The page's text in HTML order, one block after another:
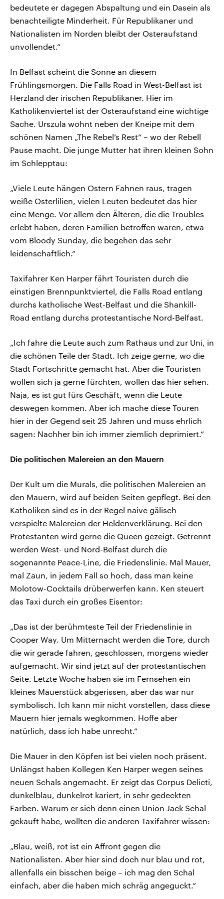
bedeutete er dagegen Abspaltung und ein Dasein als
benachteiligte Minderheit. Für Republikaner und
Nationalisten im Norden bleibt der Osteraufstand
unvollendet.“
In Belfast scheint die Sonne an diesem
Frühlingsmorgen. Die Falls Road in West-Belfast ist
Herzland der irischen Republikaner. Hier im
Katholikenviertel ist der Osteraufstand eine wichtige
Sache. Urszula wohnt neben der Kneipe mit dem
schönen Namen „The Rebel‘s Rest“ – wo der Rebell
Pause macht. Die junge Mutter hat ihren kleinen Sohn
im Schlepptau:
„Viele Leute hängen Ostern Fahnen raus, tragen
weiße Osterlilien, vielen Leuten bedeutet das hier
eine Menge. Vor allem den Älteren, die die Troubles
erlebt haben, deren Familien betroffen waren, etwa
vom Bloody Sunday, die begehen das sehr
leidenschaftlich.“
Taxifahrer Ken Harper fährt Touristen durch die
einstigen Brennpunktviertel, die Falls Road entlang
durchs katholische West-Belfast und die Shankill-
Road entlang durchs protestantische Nord-Belfast.
„Ich fahre die Leute auch zum Rathaus und zur Uni, in
die schönen Teile der Stadt. Ich zeige gerne, wo die
Stadt Fortschritte gemacht hat. Aber die Touristen
wollen sich ja gerne fürchten, wollen das hier sehen.
Naja, es ist gut fürs Geschäft, wenn die Leute
deswegen kommen. Aber ich mache diese Touren
hier in der Gegend seit 25 Jahren und muss ehrlich
sagen: Nachher bin ich immer ziemlich deprimiert.“
Die politischen Malereien an den Mauern
Der Kult um die Murals, die politischen Malereien an
den Mauern, wird auf beiden Seiten gepflegt. Bei den
Katholiken sind es in der Regel naive gälisch
verspielte Malereien der Heldenverklärung. Bei den
Protestanten wird gerne die Queen gezeigt. Getrennt
werden West- und Nord-Belfast durch die
sogenannte Peace-Line, die Friedenslinie. Mal Mauer,
mal Zaun, in jedem Fall so hoch, dass man keine
Molotow-Cocktails drüberwerfen kann. Ken steuert
das Taxi durch ein großes Eisentor:
„Das ist der berühmteste Teil der Friedenslinie in
Cooper Way. Um Mitternacht werden die Tore, durch
die wir gerade fahren, geschlossen, morgens wieder
aufgemacht. Wir sind jetzt auf der protestantischen
Seite. Letzte Woche haben sie im Fernsehen ein
kleines Mauerstück abgerissen, aber das war nur
symbolisch. Ich kann mir nicht vorstellen, dass diese
Mauern hier jemals wegkommen. Hoffe aber
natürlich, dass ich habe unrecht.“
Die Mauer in den Köpfen ist bei vielen noch präsent.
Unlängst haben Kollegen Ken Harper wegen seines
neuen Schals angemacht. Er zeigt das Corpus Delicti,
dunkelblau, dunkelrot kariert, in sehr gedeckten
Farben. Warum er sich denn einen Union Jack Schal
gekauft habe, wollten die anderen Taxifahrer wissen:
„Blau, weiß, rot ist ein Affront gegen die
Nationalisten. Aber hier sind doch nur blau und rot,
allenfalls ein bisschen beige – ich mag den Schal
einfach, aber die haben mich schräg angeguckt.“